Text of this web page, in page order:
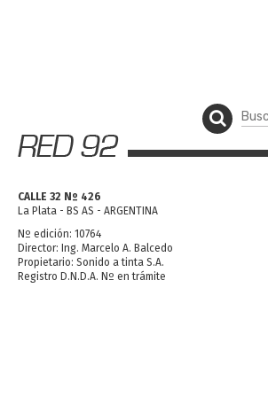
CALLE 32 Nº 426
La Plata - BS AS - ARGENTINA
Nº edición: 10764
Director: Ing. Marcelo A. Balcedo
Propietario: Sonido a tinta S.A.
Registro D.N.D.A. Nº en trámite